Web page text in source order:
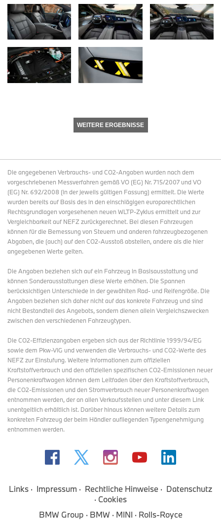
WEITERE ERGEBNISSE
Die angegebenen Verbrauchs- und CO2-Angaben wurden nach dem
vorgeschriebenen Messverfahren gemäß VO (EG) Nr. 715/2007 und VO
(EG) Nr. 692/2008 (in der jeweils gültigen Fassung) ermittelt. Die Werte
wurden bereits auf Basis des in den einschlägigen europarechtlichen
Rechtsgrundlagen vorgesehenen neuen WLTP-Zyklus ermittelt und zur
Vergleichbarkeit auf NEFZ zurückgerechnet. Bei diesen Fahrzeugen
können für die Bemessung von Steuern und anderen fahrzeugbezogenen
Abgaben, die (auch) auf den CO2-Ausstoß abstellen, andere als die hier
angegebenen Werte gelten.
Die Angaben beziehen sich auf ein Fahrzeug in Basisausstattung und
können Sonderausstattungen diese Werte erhöhen. Die Spannen
berücksichtigen Unterschiede in der gewählten Rad- und Reifengröße. Die
Angaben beziehen sich daher nicht auf das konkrete Fahrzeug und sind
nicht Bestandteil des Angebots, sondern dienen allein Vergleichszwecken
zwischen den verschiedenen Fahrzeugtypen.
Die CO2-Effizienzangaben ergeben sich aus der Richtlinie 1999/94/EG
sowie dem Pkw-VIG und verwenden die Verbrauchs- und CO2-Werte des
NEFZ zur Einstufung. Weitere Informationen zum offiziellen
Kraftstoffverbrauch und den offiziellen spezifischen CO2-Emissionen neuer
Personenkraftwagen können dem Leitfaden über den Kraftstoffverbrauch,
die CO2-Emissionen und den Stromverbrauch neuer Personenkraftwagen
entnommen werden, der an allen Verkaufsstellen und unter diesem Link
unentgeltlich erhältlich ist. Darüber hinaus können weitere Details zum
konkreten Fahrzeug der beim Händler aufliegenden Typengenehmigung
entnommen werden.
Links Impressum Rechtliche Hinweise
Datenschutz
Cookies
BMW Group
BMW MINI Rolls-Royce